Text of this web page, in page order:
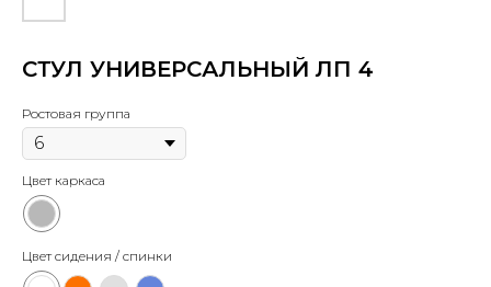
СТУЛ УНИВЕРСАЛЬНЫЙ ЛП 4
Ростовая группа
Цвет каркаса
Цвет сидения / спинки